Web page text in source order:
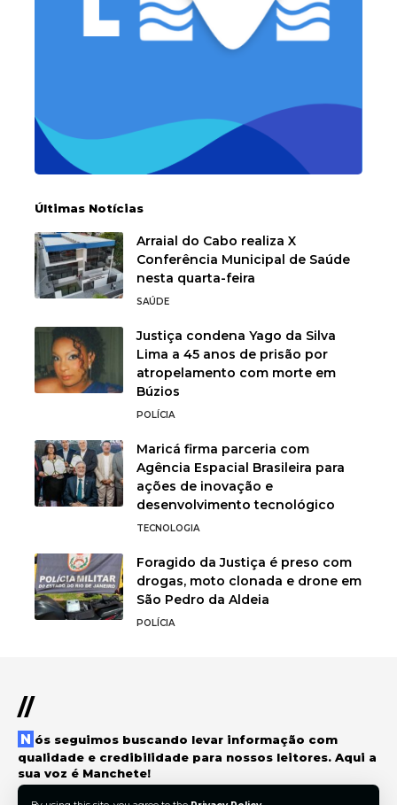
Últimas Notícias
Arraial do Cabo realiza X
Conferência Municipal de Saúde
nesta quarta-feira
SAÚDE
Justiça condena Yago da Silva
Lima a 45 anos de prisão por
atropelamento com morte em
Búzios
POLÍCIA
Maricá firma parceria com
Agência Espacial Brasileira para
ações de inovação e
desenvolvimento tecnológico
TECNOLOGIA
Foragido da Justiça é preso com
drogas, moto clonada e drone em
São Pedro da Aldeia
POLÍCIA
//
Nós seguimos buscando levar informação com
qualidade e credibilidade para nossos leitores. Aqui a
sua voz é Manchete!